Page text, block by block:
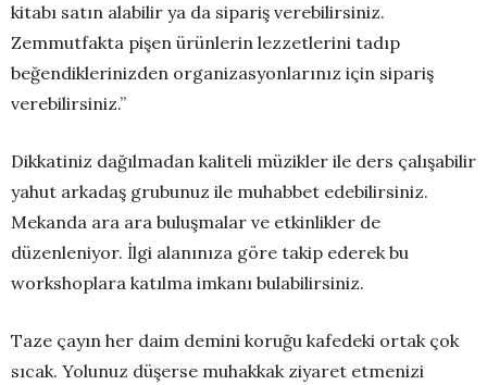
kitabı satın alabilir ya da sipariş verebilirsiniz.
Zemmutfakta pişen ürünlerin lezzetlerini tadıp
beğendiklerinizden organizasyonlarınız için sipariş
verebilirsiniz.”
Dikkatiniz dağılmadan kaliteli müzikler ile ders çalışabilir
yahut arkadaş grubunuz ile muhabbet edebilirsiniz.
Mekanda ara ara buluşmalar ve etkinlikler de
düzenleniyor. İlgi alanınıza göre takip ederek bu
workshoplara katılma imkanı bulabilirsiniz.
Taze çayın her daim demini koruğu kafedeki ortak çok
sıcak. Yolunuz düşerse muhakkak ziyaret etmenizi